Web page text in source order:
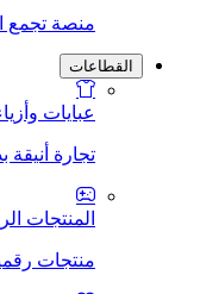
منصة تجمع
القطاعات
عبايات
تجارة أنيقة
المنتجات
منتجات